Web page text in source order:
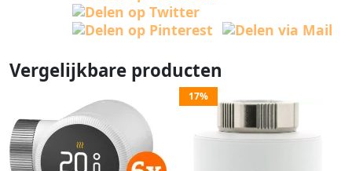
Vergelijkbare producten
17%